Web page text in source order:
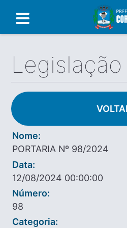
Legislação
Nome:
PORTARIA Nº 98/2024
Data:
12/08/2024 00:00:00
Número:
98
Categoria: